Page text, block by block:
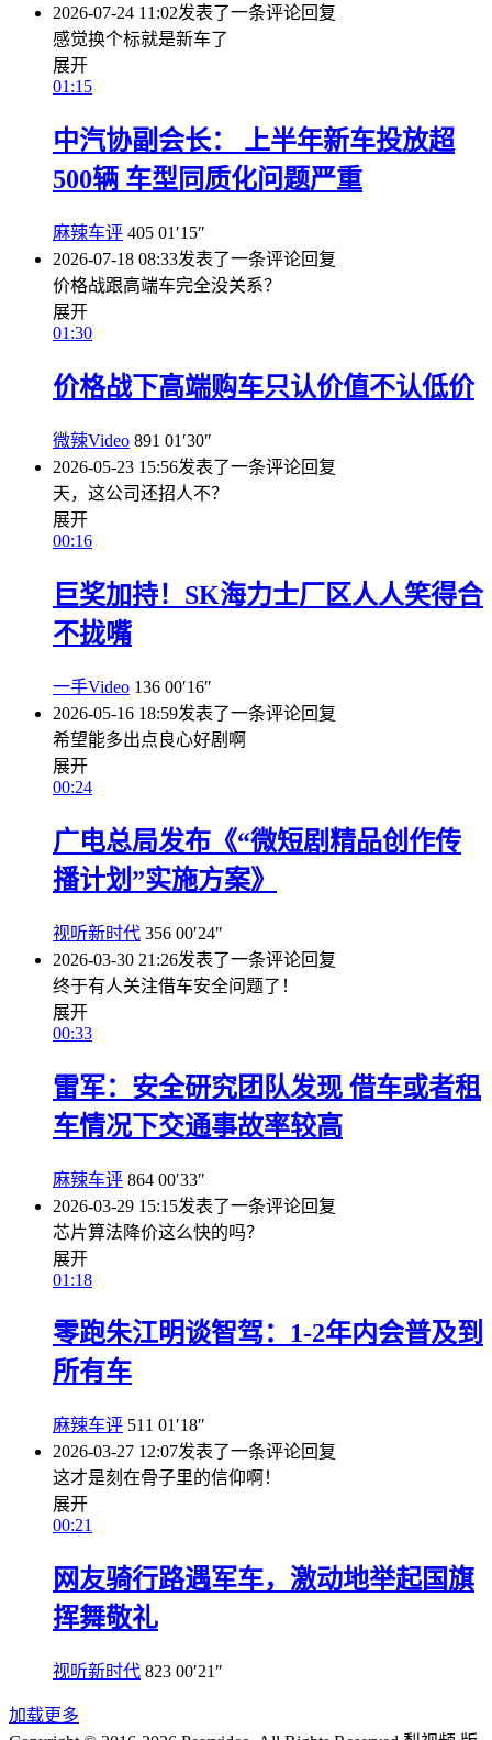
2026-07-24 11:02发表了一条评论回复
感觉换个标就是新车了
展开
01:15
中汽协副会长： 上半年新车投放超
500辆 车型同质化问题严重
麻辣车评 405 01′15″
2026-07-18 08:33发表了一条评论回复
价格战跟高端车完全没关系？
展开
01:30
价格战下高端购车只认价值不认低价
微辣Video 891 01′30″
2026-05-23 15:56发表了一条评论回复
天，这公司还招人不？
展开
00:16
巨奖加持！SK海力士厂区人人笑得合
不拢嘴
一手Video 136 00′16″
2026-05-16 18:59发表了一条评论回复
希望能多出点良心好剧啊
展开
00:24
广电总局发布《“微短剧精品创作传
播计划”实施方案》
视听新时代 356 00′24″
2026-03-30 21:26发表了一条评论回复
终于有人关注借车安全问题了！
展开
00:33
雷军：安全研究团队发现 借车或者租
车情况下交通事故率较高
麻辣车评 864 00′33″
2026-03-29 15:15发表了一条评论回复
芯片算法降价这么快的吗？
展开
01:18
零跑朱江明谈智驾：1-2年内会普及到
所有车
麻辣车评 511 01′18″
2026-03-27 12:07发表了一条评论回复
这才是刻在骨子里的信仰啊！
展开
00:21
网友骑行路遇军车，激动地举起国旗
挥舞敬礼
视听新时代 823 00′21″
加载更多